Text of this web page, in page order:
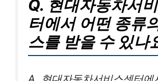
Q. 현대자동차서
터에서 어떤 종류
스를 받을 수 있나